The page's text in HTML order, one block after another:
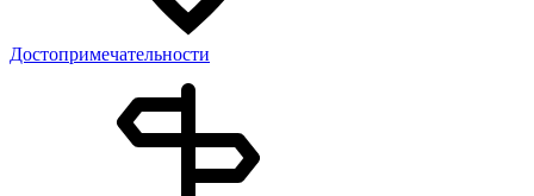
Достопримечательности